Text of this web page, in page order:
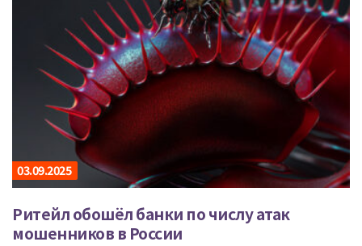
03.09.2025
Ритейл обошёл банки по числу атак
мошенников в России